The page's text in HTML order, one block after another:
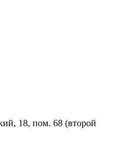
18, пом. 68 (второй